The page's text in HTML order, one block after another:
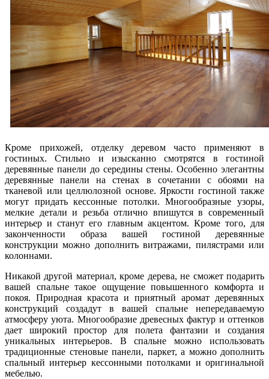
Кроме прихожей, отделку деревом часто применяют в
гостиных. Стильно и изысканно смотрятся в гостиной
деревянные панели до середины стены. Особенно элегантны
деревянные панели на стенах в сочетании с обоями на
тканевой или целлюлозной основе. Яркости гостиной также
могут придать кессонные потолки. Многообразные узоры,
мелкие детали и резьба отлично впишутся в современный
интерьер и станут его главным акцентом. Кроме того, для
законченности образа вашей гостиной деревянные
конструкции можно дополнить витражами, пилястрами или
колоннами.
Никакой другой материал, кроме дерева, не сможет подарить
вашей спальне такое ощущение повышенного комфорта и
покоя. Природная красота и приятный аромат деревянных
конструкций создадут в вашей спальне непередаваемую
атмосферу уюта. Многообразие древесных фактур и оттенков
дает широкий простор для полета фантазии и создания
уникальных интерьеров. В спальне можно использовать
традиционные стеновые панели, паркет, а можно дополнить
спальный интерьер кессонными потолками и оригинальной
мебелью.